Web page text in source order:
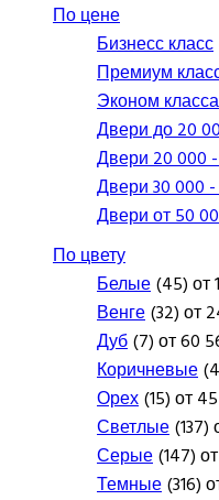
По цене
Бизнесс класс
Премиум
Эконом класса
Двери до 20
Двери 20 000
Двери 30 000
Двери от 50
По цвету
Белые(45) от
Венге(32) от
Дуб(7) от 60
Коричневые
Орех(15) от
Светлые(137)
Серые(147)
Темные(316)